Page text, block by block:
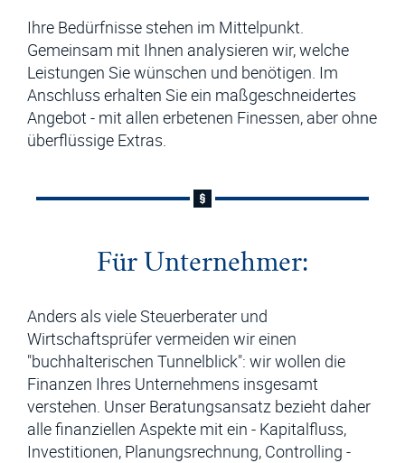
Ihre Bedürfnisse stehen im Mittelpunkt.
Gemeinsam mit Ihnen analysieren wir, welche
Leistungen Sie wünschen und benötigen. Im
Anschluss erhalten Sie ein maßgeschneidertes
Angebot - mit allen erbetenen Finessen, aber ohne
überflüssige Extras.
Für Unternehmer:
Anders als viele Steuerberater und
Wirtschaftsprüfer vermeiden wir einen
"buchhalterischen Tunnelblick": wir wollen die
Finanzen Ihres Unternehmens insgesamt
verstehen. Unser Beratungsansatz bezieht daher
alle finanziellen Aspekte mit ein - Kapitalfluss,
Investitionen, Planungsrechnung, Controlling -